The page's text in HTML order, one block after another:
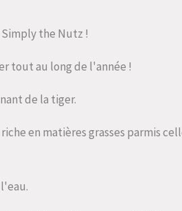
the Nutz !
tout au long de l'année !
de la tiger.
en matières grasses parmis